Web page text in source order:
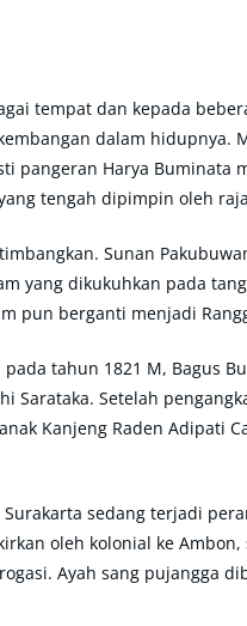
tempat dan kepada
dalam hidupnya.
pangeran Harya
tengah dipimpin oleh
Sunan
yang dikukuhkan pada
pun berganti menjadi
tahun 1821 M, Bagus
Sarataka. Setelah
Kanjeng Raden Adipati
sedang terjadi
oleh kolonial ke
Ayah sang pujangga